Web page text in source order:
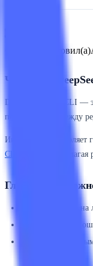
Обзор подготовил(а)
Что такое
DeepSeek Coder CLI —
переключаться между
Инструмент позволяет
Claude Code
,
Главные
Генерация кода
Анализ логов и
Работа с